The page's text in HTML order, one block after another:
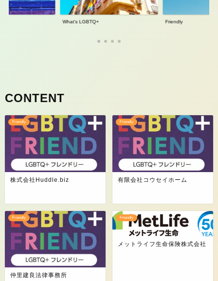
What's LGBTQ+ Friendly
Friendly
株式会社Huddle.biz
Friendly
有限会社コウセイホーム
Friendly
仲里建良法律事務所
Friendly
メットライフ生命保険株式会社